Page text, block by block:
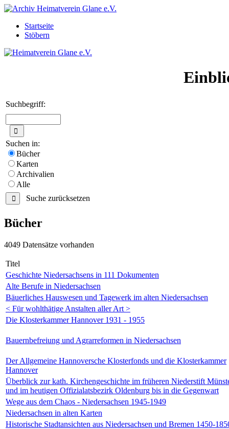
Startseite
Stöbern
Suchbegriff:
Suchen in:
Bücher
Karten
Archivalien
Alle
Suche zurücksetzen
Bücher
4049 Datensätze vorhanden
Titel
Geschichte Niedersachsens in 111 Dokumenten
Alte Berufe in Niedersachsen
Bäuerliches Hauswesen und Tagewerk im alten Niedersachsen
< Für wohlthätige Anstalten aller Art >
Die Klosterkammer Hannover 1931 - 1955
Bauernbefreiung und Agrarreformen in Niedersachsen
Der Allgemeine Hannoversche Klosterfonds und die Klosterkammer
Hannover
Überblick zur kath. Kirchengeschichte im früheren Niederstift
und im heutigen Offizialatsbezirk Oldenburg bis in die Gegenwart
Wege aus dem Chaos - Niedersachsen 1945-1949
Niedersachsen in alten Karten
Historische Stadtansichten aus Niedersachsen und Bremen 1450-